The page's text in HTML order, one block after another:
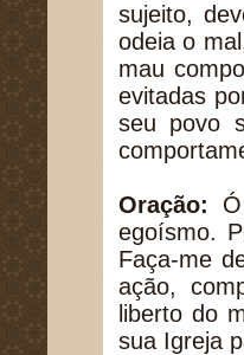
sujeito,
odeia o
mau
evitadas
seu povo
Oração:
egoísmo.
Faça-me
ação,
liberto do
sua Igreja